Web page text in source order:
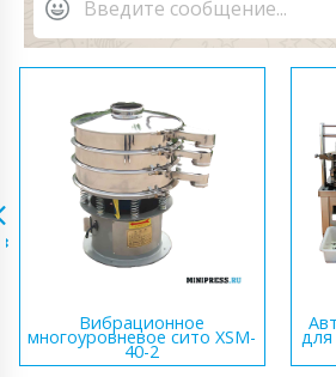
Вибрационное
многоуровневое сито XSM-
40-2